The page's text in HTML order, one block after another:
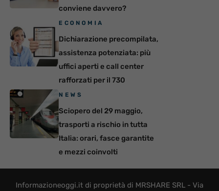
conviene davvero?
ECONOMIA
Dichiarazione precompilata,
assistenza potenziata: più
uffici aperti e call center
rafforzati per il 730
NEWS
Sciopero del 29 maggio,
trasporti a rischio in tutta
Italia: orari, fasce garantite
e mezzi coinvolti
Informazioneoggi.it di proprietà di MRSHARE SRL - Via